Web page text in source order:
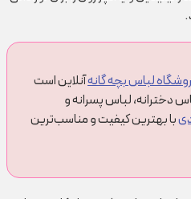
لباس بچه گانهآنلاین است
دخترانه، لباس پسرانه و
با بهترین کیفیت و مناسب‌ترین